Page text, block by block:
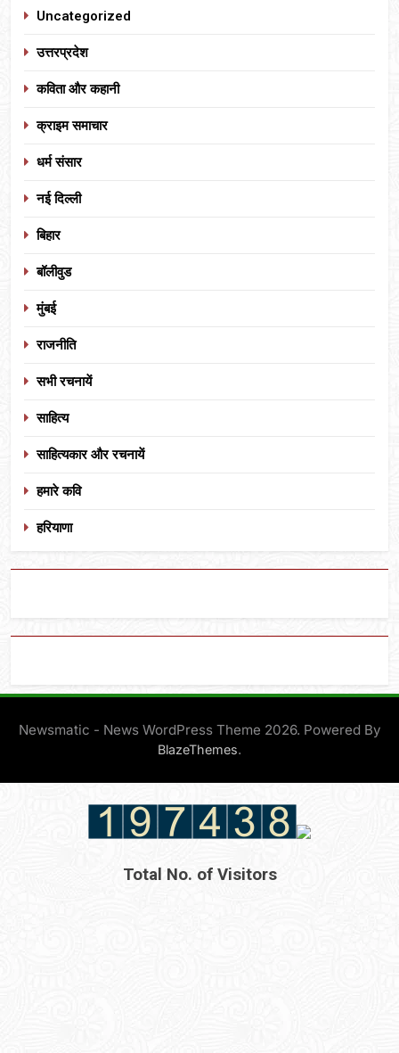
Uncategorized
उत्तरप्रदेश
कविता और कहानी
क्राइम समाचार
धर्म संसार
नई दिल्ली
बिहार
बॉलीवुड
मुंबई
राजनीति
सभी रचनायें
साहित्य
साहित्यकार और रचनायें
हमारे कवि
हरियाणा
Newsmatic - News WordPress Theme 2026. Powered By
BlazeThemes.
Total No. of Visitors